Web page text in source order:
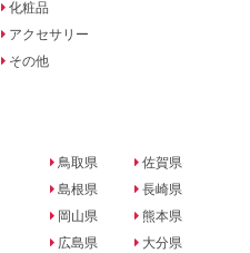
化粧品
アクセサリー
その他
鳥取県
島根県
岡山県
広島県
佐賀県
長崎県
熊本県
大分県